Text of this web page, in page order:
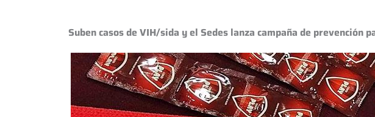
Suben casos de VIH/sida y el Sedes lanza campaña de prevención